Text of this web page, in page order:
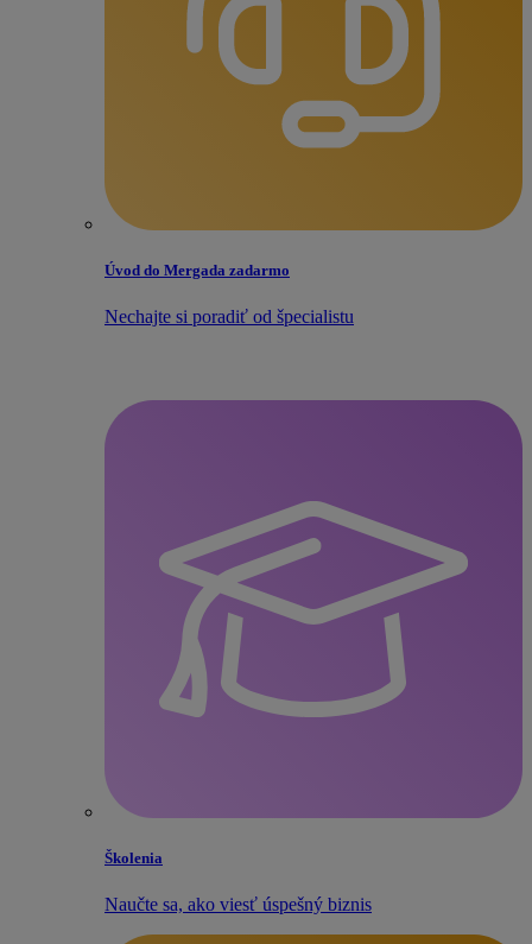
Úvod do Mergada zadarmo
Nechajte si poradiť od špecialistu
Školenia
Naučte sa, ako viesť úspešný biznis